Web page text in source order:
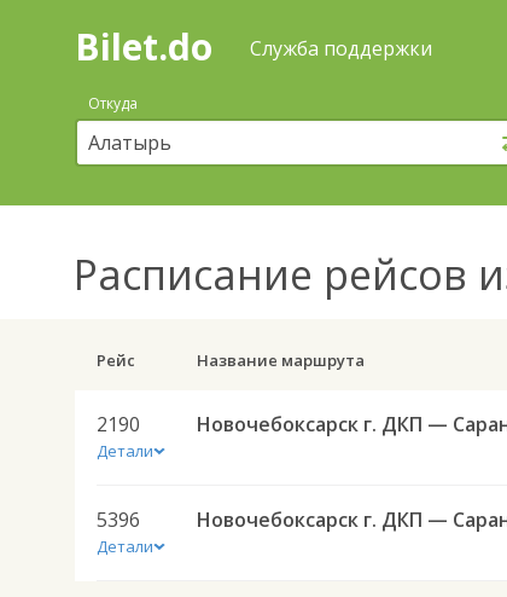
Поиск
покупка
билетов
автобус
онлайн
Bilet.do Служба поддержки
Откуда
Расписание рейсов
Рейс Название маршрута
2190
Детали
5396
Детали